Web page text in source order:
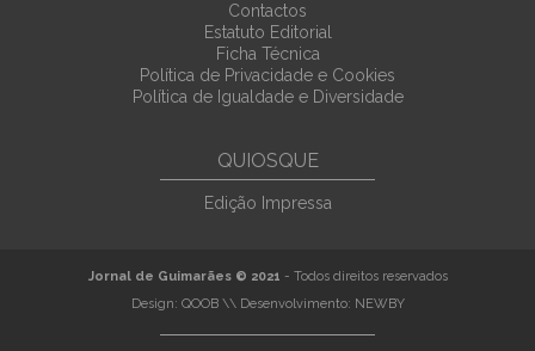
Contactos
Estatuto Editorial
Ficha Técnica
Política de Privacidade e Cookies
Política de Igualdade e Diversidade
QUIOSQUE
Edição Impressa
Jornal de Guimarães © 2021 - Todos direitos reservados
Design: QOOB\\ Desenvolvimento: NEWBY